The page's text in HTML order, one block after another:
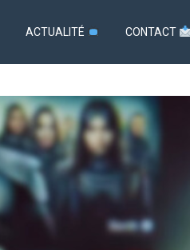
ACTUALITÉ CONTACT